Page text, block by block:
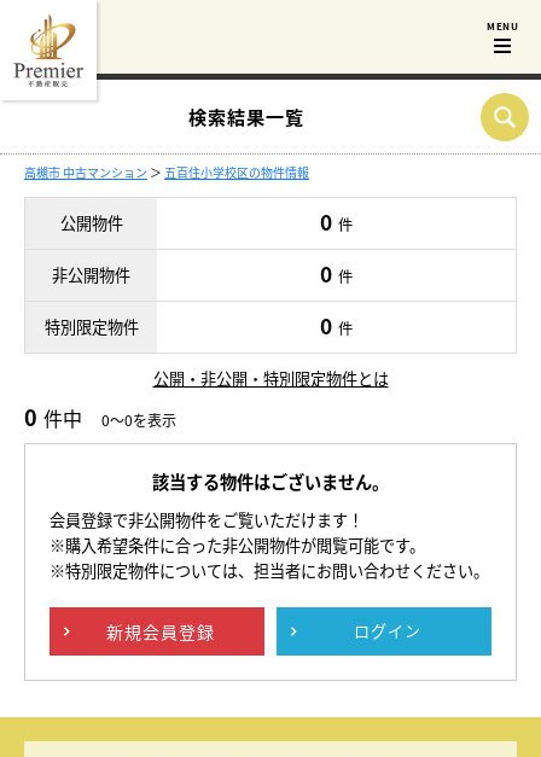
検索結果一覧
高槻市 中古マンション ＞ 五百住小学校区の物件情報
公開物件 0 件
非公開物件 0 件
特別限定物件 0 件
公開・非公開・特別限定物件とは
0 件中 0～0を表示
該当する物件はございません。
会員登録で非公開物件をご覧いただけます！
※購入希望条件に合った非公開物件が閲覧可能です。
※特別限定物件については、担当者にお問い合わせください。
新規会員登録 ログイン